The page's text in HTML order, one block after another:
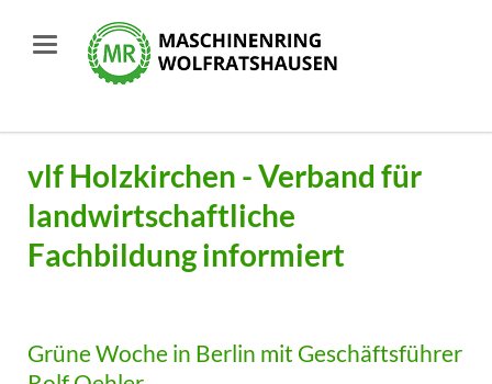
vlf Holzkirchen - Verband für
landwirtschaftliche
Fachbildung informiert
Grüne Woche in Berlin mit Geschäftsführer